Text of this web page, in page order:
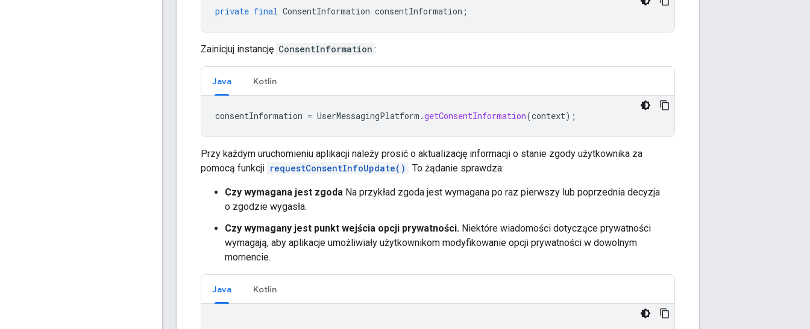
private final ConsentInformation consentInformation ;
Zainicjuj instancję ConsentInformation :
Java Kotlin
consentInformation = UserMessagingPlatform .getConsentInformation(context);
Przy każdym uruchomieniu aplikacji należy prosić o aktualizację informacji o stanie zgody użytkownika za
pomocą funkcji requestConsentInfoUpdate() . To żądanie sprawdza:
Czy wymagana jest zgoda Na przykład zgoda jest wymagana po raz pierwszy lub poprzednia decyzja
o zgodzie wygasła.
Czy wymagany jest punkt wejścia opcji prywatności. Niektóre wiadomości dotyczące prywatności
wymagają, aby aplikacje umożliwiały użytkownikom modyfikowanie opcji prywatności w dowolnym
momencie.
Java Kotlin